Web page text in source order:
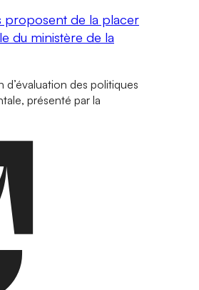
proposent de la placer
du ministère de la
d’évaluation des politiques
présenté par la